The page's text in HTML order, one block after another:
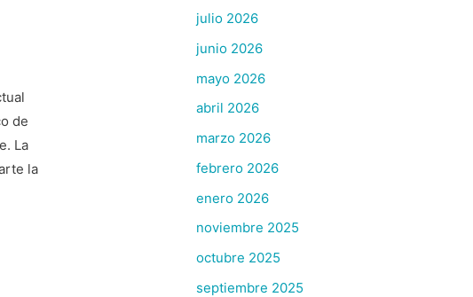
de
La
la
julio 2026
junio 2026
mayo 2026
abril 2026
marzo 2026
febrero 2026
enero 2026
noviembre 2025
octubre 2025
septiembre 2025